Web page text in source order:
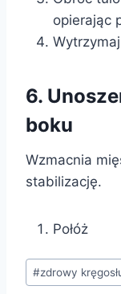
opierając
6.
boku
Wzmacnia
stabilizację.
Połóż
Post
Tags:
#zdrowy